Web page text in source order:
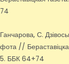
74
Ганчарова, С.
фота //
5. ББК 64+74